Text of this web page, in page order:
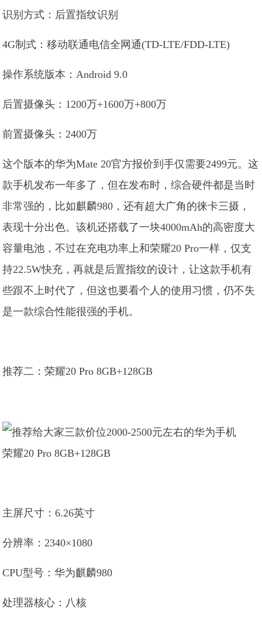
识别方式：后置指纹识别
4G制式：移动联通电信全网通(TD-LTE/FDD-LTE)
操作系统版本：Android 9.0
后置摄像头：1200万+1600万+800万
前置摄像头：2400万
这个版本的华为Mate 20官方报价到手仅需要2499元。这
款手机发布一年多了，但在发布时，综合硬件都是当时
非常强的，比如麒麟980，还有超大广角的徕卡三摄，
表现十分出色。该机还搭载了一块4000mAh的高密度大
容量电池，不过在充电功率上和荣耀20 Pro一样，仅支
持22.5W快充，再就是后置指纹的设计，让这款手机有
些跟不上时代了，但这也要看个人的使用习惯，仍不失
是一款综合性能很强的手机。
推荐二：荣耀20 Pro 8GB+128GB
荣耀20 Pro 8GB+128GB
主屏尺寸：6.26英寸
分辨率：2340×1080
CPU型号：华为麒麟980
处理器核心：八核